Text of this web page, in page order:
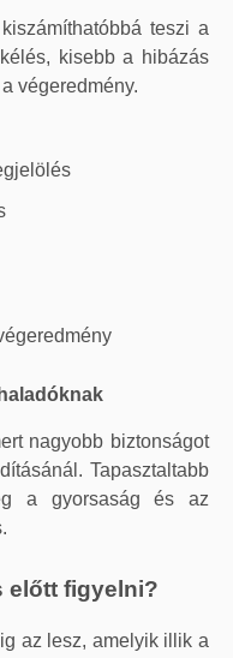
teszi a
kisebb a hibázás
végeredmény.
nagyobb biztonságot
Tapasztaltabb
a gyorsaság és az
előtt figyelni?
az lesz, amelyik illik a